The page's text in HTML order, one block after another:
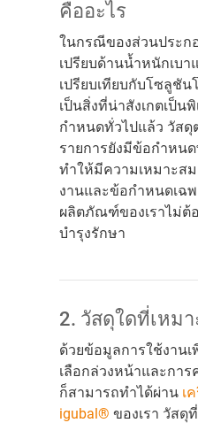
คืออะไร
ในกรณีของส่วนประก
เปรียบด้านน้ำหนักเบา
เปรียบเทียบกับโซลูชัน
เป็นสิ่งที่น่าสังเกตเป็น
กำหนดทั่วไปแล้ว วัส
รายการยังมีข้อกำหน
ทำให้มีความเหมาะส
งานและข้อกำหนดเฉ
ผลิตภัณฑ์ของเราไม่ต้
บำรุงรักษา
2. วัสดุใดที่เหม
ด้วยข้อมูลการใช้งานเ
เลือกล่วงหน้าและกา
ก็สามารถทำได้ผ่าน เ
igubal® ของเรา วัสดุ